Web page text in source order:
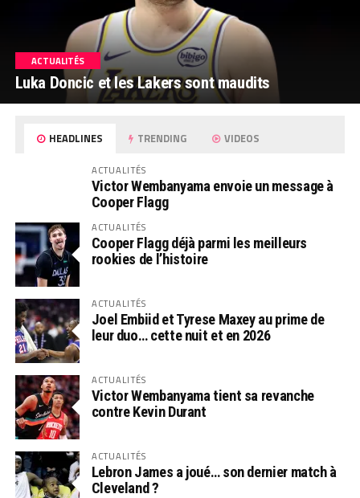
ACTUALITÉS
Luka Doncic et les Lakers sont maudits
HEADLINES TRENDING VIDEOS
ACTUALITÉS
Victor Wembanyama envoie un message à
Cooper Flagg
ACTUALITÉS
Cooper Flagg déjà parmi les meilleurs
rookies de l’histoire
ACTUALITÉS
Joel Embiid et Tyrese Maxey au prime de
leur duo… cette nuit et en 2026
ACTUALITÉS
Victor Wembanyama tient sa revanche
contre Kevin Durant
ACTUALITÉS
Lebron James a joué… son dernier match à
Cleveland ?